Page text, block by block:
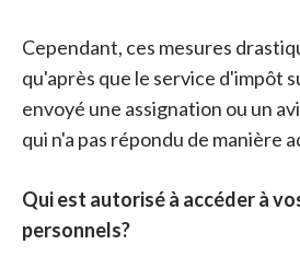
Cependant, ces mesures
qu'après que le service d'impôt
envoyé une assignation ou un
qui n'a pas répondu de manière
Qui est autorisé à accéder à
personnels?